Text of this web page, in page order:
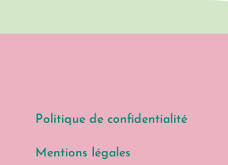
Politique de confidentialité
Mentions légales